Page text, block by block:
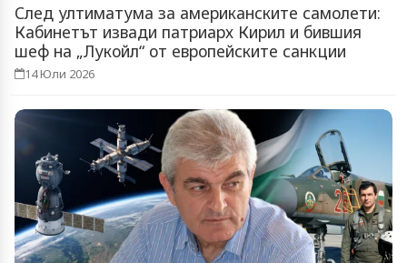
След ултиматума за американските самолети:
Кабинетът извади патриарх Кирил и бившия
шеф на „Лукойл“ от европейските санкции
14 Юли 2026